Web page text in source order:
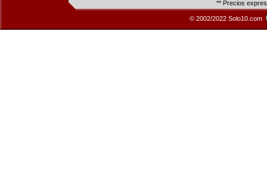
** Precios
© 2002/2022 Solo10.com